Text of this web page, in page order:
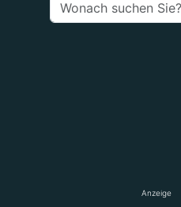
Anzeige